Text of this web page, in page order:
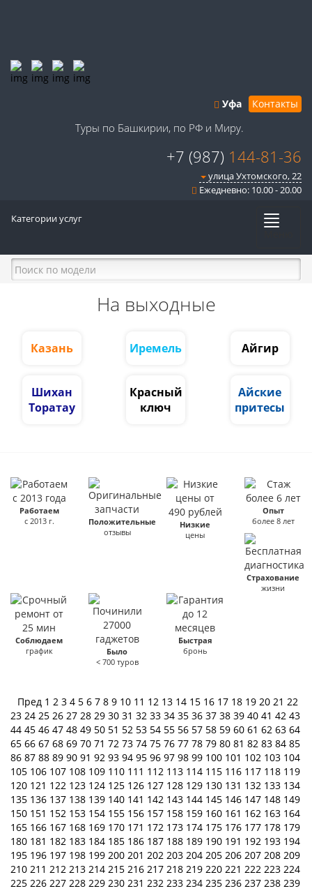
Уфа Контакты
Туры по Башкирии, по РФ и Миру.
+7 (987) 144-81-36
улица Ухтомского, 22
Ежедневно: 10.00 - 20.00
Категории услуг
На выходные
Казань Иремель Айгир
Шихан
Торатау
Красный
ключ
Айские
притесы
Работаем
с 2013 г.
Положительные
отзывы
Низкие
цены
Опыт
более 8 лет
Страхование
жизни
Соблюдаем
график
Было
< 700 туров
Быстрая
бронь
Пред 1 2 3 4 5 6 7 8 9 10 11 12 13 14 15 16 17 18 19 20 21 22
23 24 25 26 27 28 29 30 31 32 33 34 35 36 37 38 39 40 41 42 43
44 45 46 47 48 49 50 51 52 53 54 55 56 57 58 59 60 61 62 63 64
65 66 67 68 69 70 71 72 73 74 75 76 77 78 79 80 81 82 83 84 85
86 87 88 89 90 91 92 93 94 95 96 97 98 99 100 101 102 103 104
105 106 107 108 109 110 111 112 113 114 115 116 117 118 119
120 121 122 123 124 125 126 127 128 129 130 131 132 133 134
135 136 137 138 139 140 141 142 143 144 145 146 147 148 149
150 151 152 153 154 155 156 157 158 159 160 161 162 163 164
165 166 167 168 169 170 171 172 173 174 175 176 177 178 179
180 181 182 183 184 185 186 187 188 189 190 191 192 193 194
195 196 197 198 199 200 201 202 203 204 205 206 207 208 209
210 211 212 213 214 215 216 217 218 219 220 221 222 223 224
225 226 227 228 229 230 231 232 233 234 235 236 237 238 239